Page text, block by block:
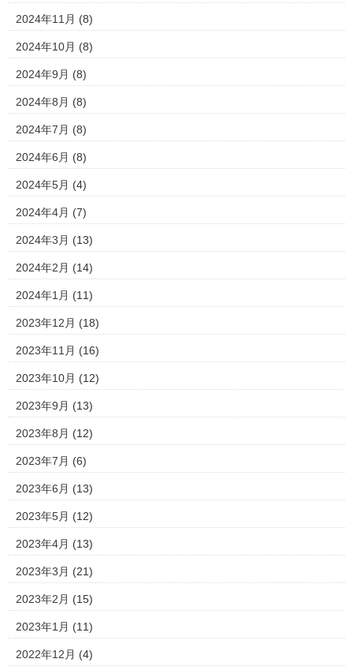
2024年11月 (8)
2024年10月 (8)
2024年9月 (8)
2024年8月 (8)
2024年7月 (8)
2024年6月 (8)
2024年5月 (4)
2024年4月 (7)
2024年3月 (13)
2024年2月 (14)
2024年1月 (11)
2023年12月 (18)
2023年11月 (16)
2023年10月 (12)
2023年9月 (13)
2023年8月 (12)
2023年7月 (6)
2023年6月 (13)
2023年5月 (12)
2023年4月 (13)
2023年3月 (21)
2023年2月 (15)
2023年1月 (11)
2022年12月 (4)